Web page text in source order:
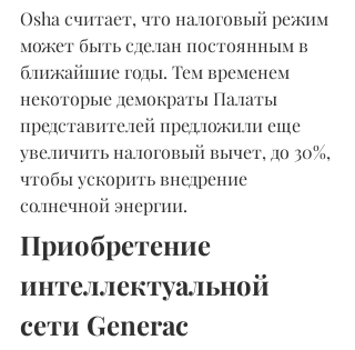
Osha считает, что налоговый режим
может быть сделан постоянным в
ближайшие годы. Тем временем
некоторые демократы Палаты
представителей предложили еще
увеличить налоговый вычет, до 30%,
чтобы ускорить внедрение
солнечной энергии.
Приобретение
интеллектуальной
сети Generac